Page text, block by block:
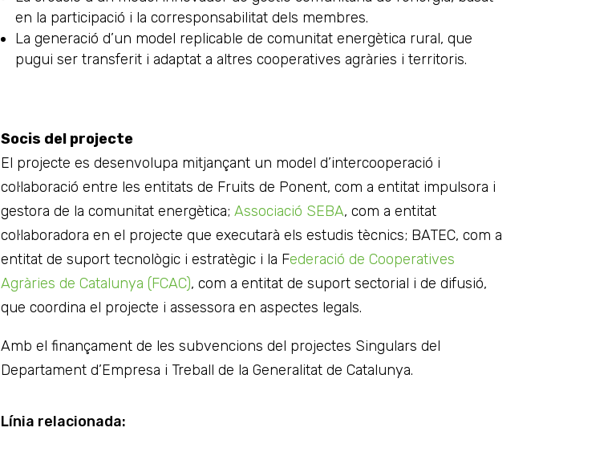
en la participació i la corresponsabilitat dels membres.
La generació d’un model replicable de comunitat energètica rural, que
pugui ser transferit i adaptat a altres cooperatives agràries i territoris.
Socis del projecte
El projecte es desenvolupa mitjançant un model d’intercooperació i
col·laboració entre les entitats de Fruits de Ponent, com a entitat impulsora i
gestora de la comunitat energètica;Associació SEBA, com a entitat
col·laboradora en el projecte que executarà els estudis tècnics; BATEC, com a
entitat de suport tecnològic i estratègic i la Federació de Cooperatives
Agràries de Catalunya (FCAC), com a entitat de suport sectorial i de difusió,
que coordina el projecte i assessora en aspectes legals.
Amb el finançament de les subvencions del projectes Singulars del
Departament d’Empresa i Treball de la Generalitat de Catalunya.
Línia relacionada: